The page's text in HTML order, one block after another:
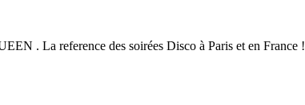
. La reference des soirées Disco à Paris et en France !